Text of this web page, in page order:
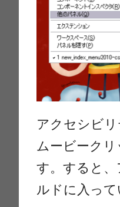
アクセシビ
ムービーク
す。すると
ルドに入っ